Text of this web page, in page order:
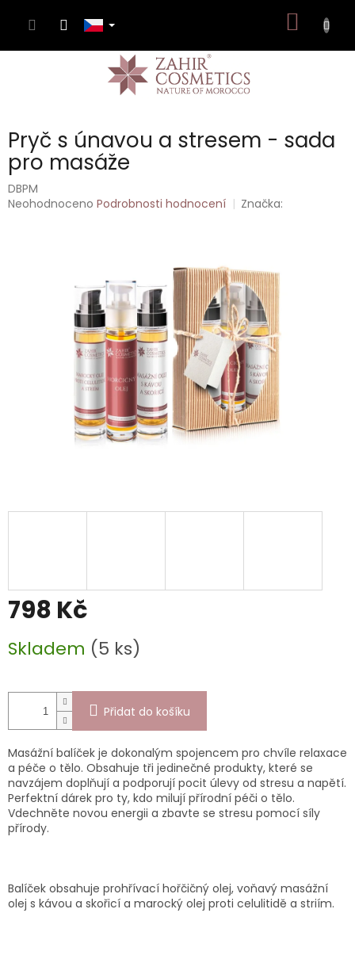
KOŠÍK
Pryč s únavou a stresem - sada
pro masáže
DBPM
Průměrné
Neohodnoceno Podrobnosti hodnocení Značka:
798 Kč
cena:
Skladem (5 ks)
Přidat do košíku
Masážní balíček je dokonalým spojencem pro chvíle relaxace
a péče o tělo. Obsahuje tři jedinečné produkty, které se
navzájem doplňují a podporují pocit úlevy od stresu a napětí.
Perfektní dárek pro ty, kdo milují přírodní péči o tělo.
Vdechněte novou energii a zbavte se stresu pomocí síly
přírody.
Balíček obsahuje prohřívací hořčičný olej, voňavý masážní
olej s kávou a skořicí a marocký olej proti celulitidě a striím.